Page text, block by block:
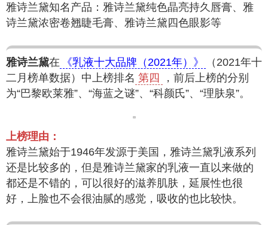
雅诗兰黛知名产品：雅诗兰黛纯色晶亮持久唇膏、雅
诗兰黛浓密卷翘睫毛膏、雅诗兰黛四色眼影等
雅诗兰黛在 《乳液十大品牌（2021年）》
（2021年十
二月榜单数据）中上榜排名 第四
，前后上榜的分别
为“巴黎欧莱雅”、“海蓝之谜”、“科颜氏”、“理肤泉”。
上榜理由：
雅诗兰黛始于1946年发源于美国，雅诗兰黛乳液系列
还是比较多的，但是雅诗兰黛家的乳液一直以来做的
都还是不错的，可以很好的滋养肌肤，延展性也很
好，上脸也不会很油腻的感觉，吸收的也比较快。